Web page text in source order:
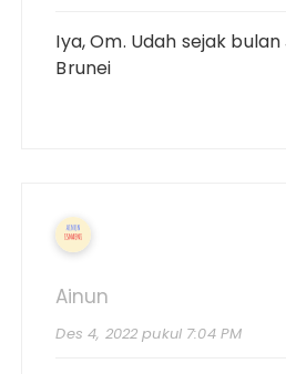
Iya, Om. Udah sejak
Brunei
Ainun
Des 4, 2022 pukul 7:04 PM